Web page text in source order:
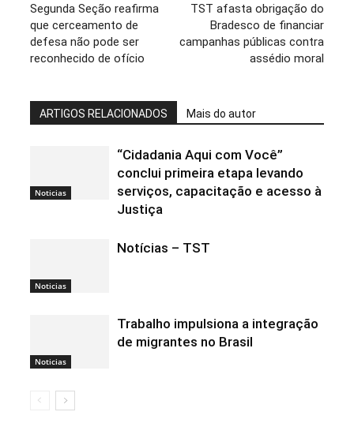
Segunda Seção reafirma
que cerceamento de
defesa não pode ser
reconhecido de ofício
TST afasta obrigação do
Bradesco de financiar
campanhas públicas contra
assédio moral
ARTIGOS RELACIONADOS Mais do autor
Noticias
“Cidadania Aqui com Você”
conclui primeira etapa levando
serviços, capacitação e acesso à
Justiça
Noticias
Notícias – TST
Noticias
Trabalho impulsiona a integração
de migrantes no Brasil